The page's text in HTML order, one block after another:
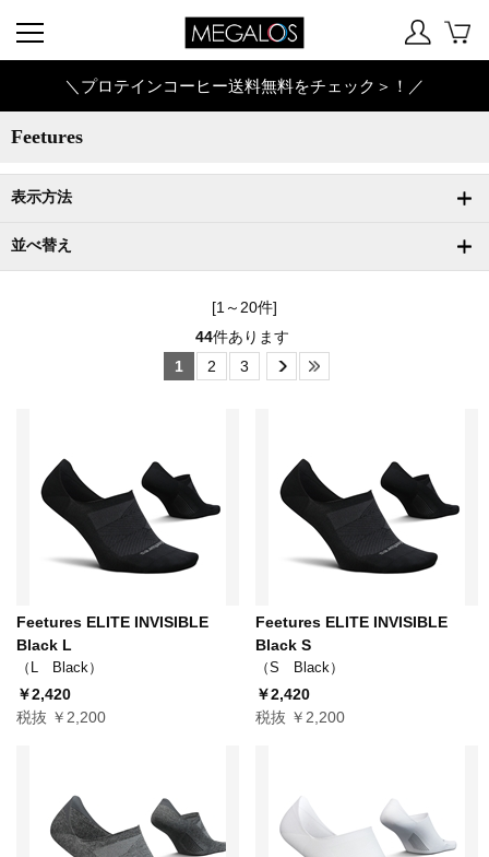
＼プロテインコーヒー送料無料をチェック＞！／
Feetures
表示方法
並べ替え
[1～20件]
44件あります
1
2 3
Feetures ELITE INVISIBLE
Black L
（L Black）
￥2,420
税抜 ￥2,200
Feetures ELITE INVISIBLE
Black S
（S Black）
￥2,420
税抜 ￥2,200